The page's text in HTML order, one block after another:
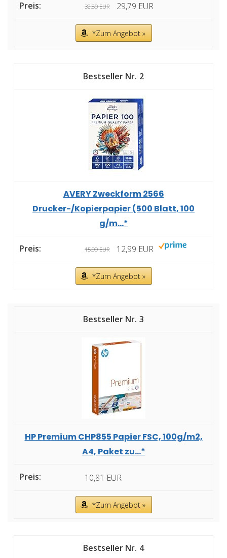
32,80 EUR 29,79 EUR
*Zum Angebot »
2
AVERY Zweckform 2566
Drucker-/Kopierpapier (500 Blatt, 100
g/m...*
15,99 EUR 12,99 EUR
*Zum Angebot »
3
HP Premium CHP855 Papier FSC, 100g/m2,
A4, Paket zu...*
10,81 EUR
*Zum Angebot »
4